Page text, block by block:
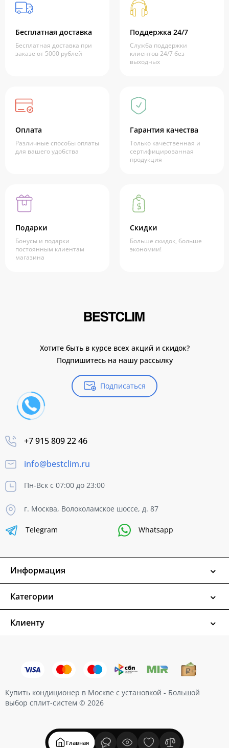
Главная
Бесплатная доставка
Бесплатная доставка при
заказе от 5000 рублей
Поддержка 24/7
Служба поддержки
клиентов 24/7 без
выходных
Оплата
Различные способы оплаты
для вашего удобства
Гарантия качества
Только качественная и
сертифицированная
продукция
Подарки
Бонусы и подарки
постоянным клиентам
магазина
Скидки
Больше скидок, больше
экономии!
Хотите быть в курсе всех акций и скидок?
Подпишитесь на нашу рассылку
Подписаться
+7 915 809 22 46
info@bestclim.ru
Пн-Вск с 07:00 до 23:00
г. Москва, Волоколамское шоссе, д. 87
Telegram Whatsapp
Информация
Категории
Клиенту
Купить кондиционер в Москве с установкой - Большой
выбор сплит-систем © 2026